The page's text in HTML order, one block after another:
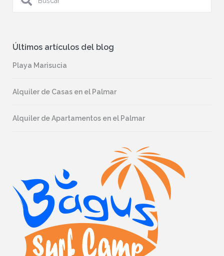
Últimos artículos del blog
Playa Marisucia
Alquiler de Casas en el Palmar
Alquiler de Apartamentos en el Palmar